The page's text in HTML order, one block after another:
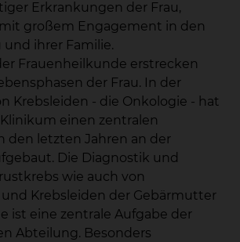
Erkrankungen der Frau,
großem Engagement in den
und ihrer Familie.
Frauenheilkunde erstrecken
der Frau. In der
Krebsleiden - die Onkologie - hat
einen zentralen
den letzten Jahren an der
Die Diagnostik und
wie auch von
Krebsleiden der Gebärmutter
ist eine zentrale Aufgabe der
Abteilung. Besonders